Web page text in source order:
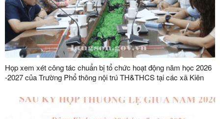
Họp xem xét công tác chuẩn bị tổ chức hoạt động năm học 2026
-2027 của Trường Phổ thông nội trú TH&THCS tại các xã Kiên